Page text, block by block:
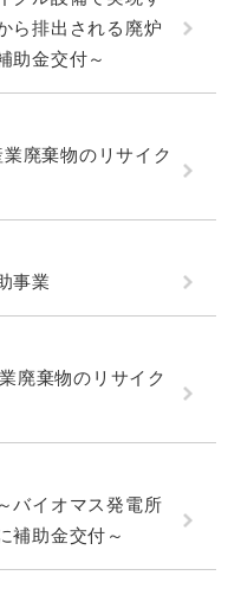
ら排出される廃炉
助金交付～
廃棄物のリサイク
事業
廃棄物のリサイク
バイオマス発電所
補助金交付～